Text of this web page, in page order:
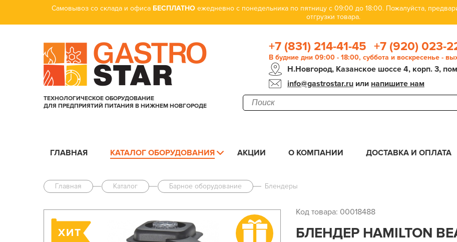
Самовывоз со склада и офиса БЕСПЛАТНО ежедневно с понедельника по пятницу с 09:00 до 18:00. Пожалуйста,
отгрузки товара.
ТЕХНОЛОГИЧЕСКОЕ ОБОРУДОВАНИЕ
ДЛЯ ПРЕДПРИЯТИЙ ПИТАНИЯ В НИЖНЕМ НОВГОРОДЕ
+7 (831) 214-41-45 +7 (920) 023-
В будние дни 09:00 - 18:00, суббота и воскресенье -
Н.Новгород, Казанское шоссе 4, корп. 3,
info@gastrostar.ruили напишите нам
ГЛАВНАЯ КАТАЛОГ ОБОРУДОВАНИЯ АКЦИИ О КОМПАНИИ ДОСТАВКА И ОПЛАТА
Главная Каталог Барное оборудование Блендеры
Код товара: 00018488
БЛЕНДЕР HAMILTON